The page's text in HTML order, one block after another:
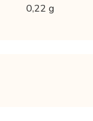
0,22 g